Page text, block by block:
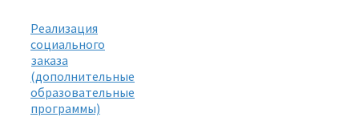
Реализация
социального
заказа
(дополнительные
образовательные
программы)